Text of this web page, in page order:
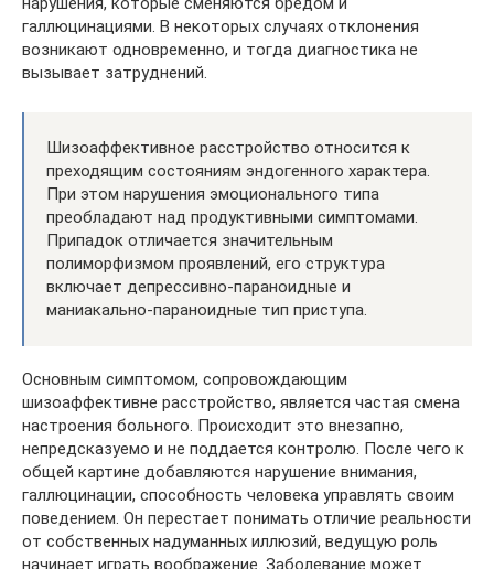
галлюцинациями. В некоторых случаях отклонения
возникают одновременно, и тогда диагностика не
вызывает затруднений.
Шизоаффективное расстройство относится к
преходящим состояниям эндогенного характера.
При этом нарушения эмоционального типа
преобладают над продуктивными симптомами.
Припадок отличается значительным
полиморфизмом проявлений, его структура
включает депрессивно-параноидные и
маниакально-параноидные тип приступа.
Основным симптомом, сопровождающим
шизоаффективне расстройство, является частая смена
настроения больного. Происходит это внезапно,
непредсказуемо и не поддается контролю. После чего к
общей картине добавляются нарушение внимания,
галлюцинации, способность человека управлять своим
поведением. Он перестает понимать отличие реальности
от собственных надуманных иллюзий, ведущую роль
начинает играть воображение. Заболевание может